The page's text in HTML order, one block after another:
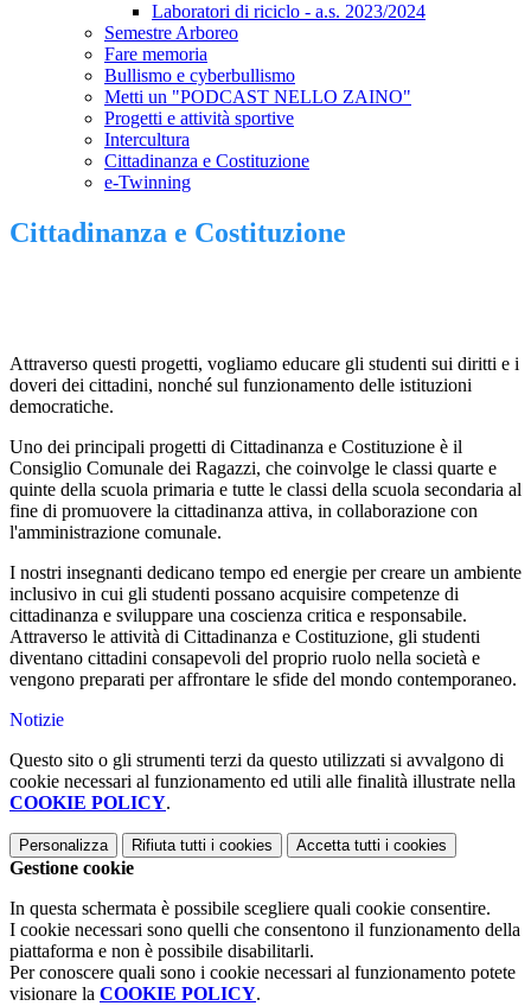
Laboratori di riciclo - a.s. 2023/2024
Semestre Arboreo
Fare memoria
Bullismo e cyberbullismo
Metti un "PODCAST NELLO ZAINO"
Progetti e attività sportive
Intercultura
Cittadinanza e Costituzione
e-Twinning
Cittadinanza e Costituzione
Attraverso questi progetti, vogliamo educare gli studenti sui diritti e i
doveri dei cittadini, nonché sul funzionamento delle istituzioni
democratiche.
Uno dei principali progetti di Cittadinanza e Costituzione è il
Consiglio Comunale dei Ragazzi, che coinvolge le classi quarte e
quinte della scuola primaria e tutte le classi della scuola secondaria al
fine di promuovere la cittadinanza attiva, in collaborazione con
l'amministrazione comunale.
I nostri insegnanti dedicano tempo ed energie per creare un ambiente
inclusivo in cui gli studenti possano acquisire competenze di
cittadinanza e sviluppare una coscienza critica e responsabile.
Attraverso le attività di Cittadinanza e Costituzione, gli studenti
diventano cittadini consapevoli del proprio ruolo nella società e
vengono preparati per affrontare le sfide del mondo contemporaneo.
Notizie
Questo sito o gli strumenti terzi da questo utilizzati si avvalgono di
cookie necessari al funzionamento ed utili alle finalità illustrate nella
COOKIE POLICY.
Personalizza Rifiuta tutti i cookies Accetta tutti i cookies
Gestione cookie
In questa schermata è possibile scegliere quali cookie consentire.
I cookie necessari sono quelli che consentono il funzionamento della
piattaforma e non è possibile disabilitarli.
Per conoscere quali sono i cookie necessari al funzionamento potete
visionare la COOKIE POLICY.